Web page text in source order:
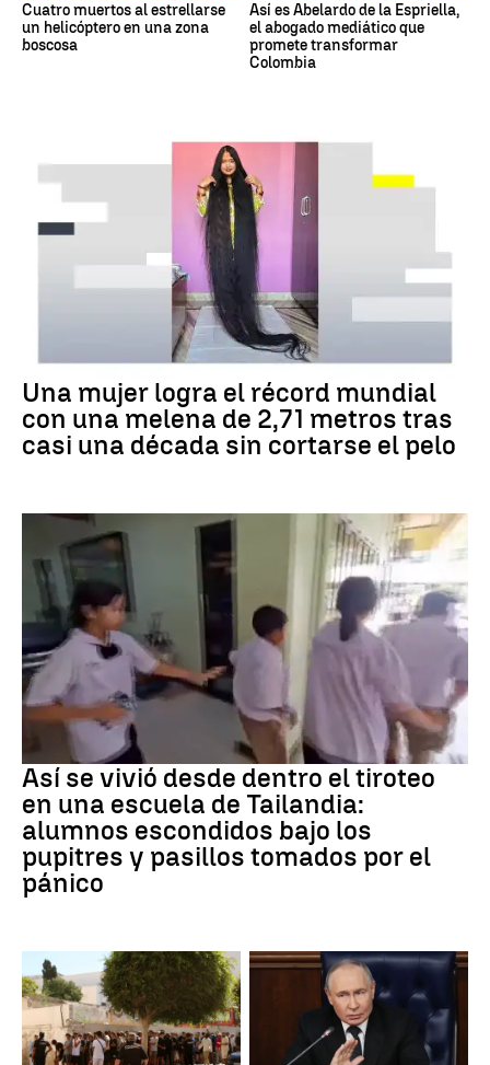
Cuatro muertos al estrellarse
un helicóptero en una zona
boscosa
Así es Abelardo de la Espriella,
el abogado mediático que
promete transformar
Colombia
RÉCORD GUINNESS
Una mujer logra el récord mundial
con una melena de 2,71 metros tras
casi una década sin cortarse el pelo
Así se vivió desde dentro el tiroteo
en una escuela de Tailandia:
alumnos escondidos bajo los
pupitres y pasillos tomados por el
pánico
Desinformación rusa OTAN